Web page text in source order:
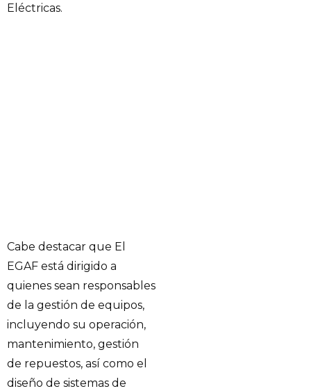
Eléctricas.
Cabe destacar que El
EGAF está dirigido a
quienes sean responsables
de la gestión de equipos,
incluyendo su operación,
mantenimiento, gestión
de repuestos, así como el
diseño de sistemas de